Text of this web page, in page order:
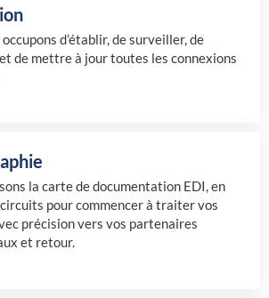
d’établir, de surveiller, de
de mettre à jour toutes les connexions
la carte de documentation EDI, en
pour commencer à traiter vos
précision vers vos partenaires
et retour.